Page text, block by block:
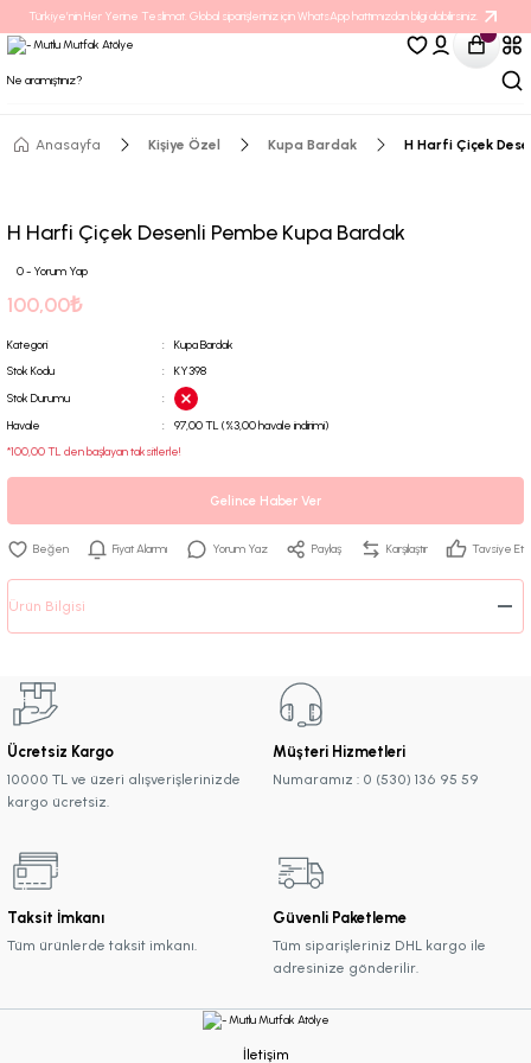
Türkiye’nin Her Yerine Teslimat. Global siparişleriniz için WhatsApp hattımızdan bilgi alabilirsiniz.
Anasayfa Kişiye Özel Kupa Bardak H Harfi Çiçek
H Harfi Çiçek Desenli Pembe Kupa Bardak
0 - Yorum Yap
100,00₺
Kategori
Kupa Bardak
Stok Kodu
KY398
Stok Durumu
Havale
97,00 TL (%3,00 havale indirimi)
*100,00 TL den başlayan taksitlerle!
Gelince Haber Ver
Fiyat Alarmı Yorum Yaz Paylaş Karşılaştır Tavsiye Et
Ürün Bilgisi
Ücretsiz Kargo
10000 TL ve üzeri alışverişlerinizde
kargo ücretsiz.
Müşteri Hizmetleri
Numaramız : 0 (530) 136 95 59
Taksit İmkanı
Tüm ürünlerde taksit imkanı.
Güvenli Paketleme
Tüm siparişleriniz DHL kargo ile
adresinize gönderilir.
İletişim